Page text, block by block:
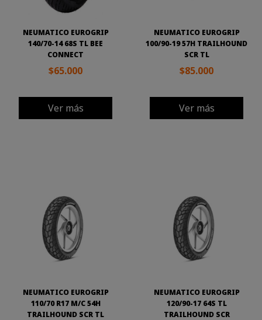
NEUMATICO EUROGRIP
140/70-14 68S TL BEE
CONNECT
$65.000
Ver más
NEUMATICO EUROGRIP
100/90-19 57H TRAILHOUND
SCR TL
$85.000
Ver más
NEUMATICO EUROGRIP
110/70 R17 M/C 54H
TRAILHOUND SCR TL
NEUMATICO EUROGRIP
120/90-17 64S TL
TRAILHOUND SCR